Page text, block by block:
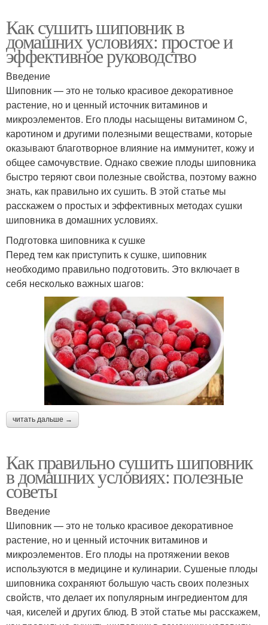
Как сушить шиповник в
домашних условиях: простое и
эффективное руководство
Введение
Шиповник — это не только красивое декоративное
растение, но и ценный источник витаминов и
микроэлементов. Его плоды насыщены витамином C,
каротином и другими полезными веществами, которые
оказывают благотворное влияние на иммунитет, кожу и
общее самочувствие. Однако свежие плоды шиповника
быстро теряют свои полезные свойства, поэтому важно
знать, как правильно их сушить. В этой статье мы
расскажем о простых и эффективных методах сушки
шиповника в домашних условиях.
Подготовка шиповника к сушке
Перед тем как приступить к сушке, шиповник
необходимо правильно подготовить. Это включает в
себя несколько важных шагов:
читать дальше →
Как правильно сушить шиповник
в домашних условиях: полезные
советы
Введение
Шиповник — это не только красивое декоративное
растение, но и ценный источник витаминов и
микроэлементов. Его плоды на протяжении веков
используются в медицине и кулинарии. Сушеные плоды
шиповника сохраняют большую часть своих полезных
свойств, что делает их популярным ингредиентом для
чая, киселей и других блюд. В этой статье мы расскажем,